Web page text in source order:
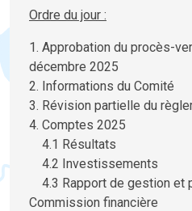
Ordre du jour :
1. Approbation du procès-
décembre 2025
2. Informations du Comité
3. Révision partielle du
4. Comptes 2025
4.1 Résultats
4.2 Investissements
4.3 Rapport de gestion et
Commission financière